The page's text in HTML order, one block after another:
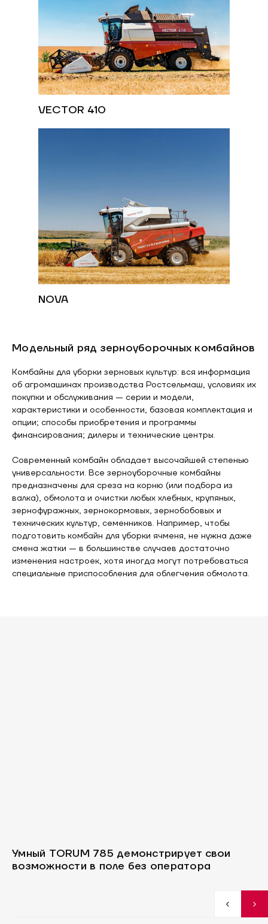
VECTOR 410
NOVA
Модельный ряд зерноуборочных комбайнов
Комбайны для уборки зерновых культур: вся информация
об агромашинах производства Ростсельмаш, условиях их
покупки и обслуживания — серии и модели,
характеристики и особенности, базовая комплектация и
опции; способы приобретения и программы
финансирования; дилеры и технические центры.
Современный комбайн обладает высочайшей степенью
универсальности. Все зерноуборочные комбайны
предназначены для среза на корню (или подбора из
валка), обмолота и очистки любых хлебных, крупяных,
зернофуражных, зернокормовых, зернобобовых и
технических культур, семенников. Например, чтобы
подготовить комбайн для уборки ячменя, не нужна даже
смена жатки — в большинстве случаев достаточно
изменения настроек, хотя иногда могут потребоваться
специальные приспособления для облегчения обмолота.
Умный TORUM 785 демонстрирует свои
возможности в поле без оператора